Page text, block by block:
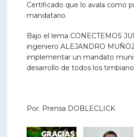
Certificado que lo avala como
mandatario.
Bajo el lema CONECTEMOS
ingeniero ALEJANDRO
implementar un mandato
desarrollo de todos los
Por. Prensa DOBLECLICK